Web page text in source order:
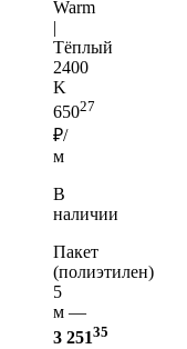
Warm
|
Тёплый
2400
K
65027
₽/
м
В
наличии
Пакет
(полиэтилен)
5
м —
3 25135